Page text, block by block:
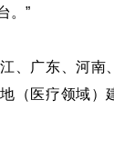
。”
、广东、河南
（医疗领域）